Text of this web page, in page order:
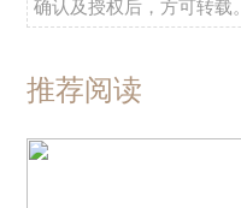
确认及授权后，方可转载。
推荐阅读